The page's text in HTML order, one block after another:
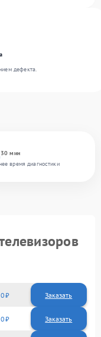
30 мин
время диагностики
дефекта.
0 Заказать
0 Заказать